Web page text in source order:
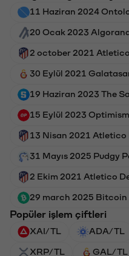
11 Haziran 2024
20 Ocak 2023
2 october 2021
30 Eylül 2021
19 Haziran 2023 The
15 Eylül 2023
13 Nisan 2021 Atletico
31 Mayıs 2025 Pudgy
2 Ekim 2021 Atletico
29 march 2025 Bitcoin
Popüler işlem çiftleri
XAI/TL ADA/TL
XRP/TL GAL/TL